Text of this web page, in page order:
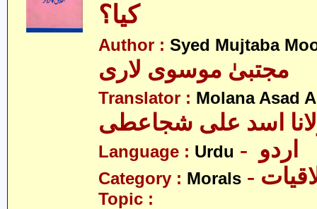
کیا؟
Author : Syed Mujtaba
مجتبیٰ موسوی لاری
Translator : Molana Asad
Language : Urdu
Category : Morals
Topic :